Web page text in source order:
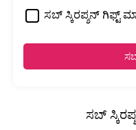
ಸಬ್ ಸ್ಕಿರಪ್ಶನ್ ಗಿಫ್ಟ್
ಸಬ್